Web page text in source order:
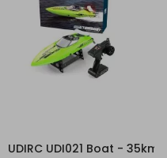
Deep-V Heat Wave
UDIRC UDI021 Boat -